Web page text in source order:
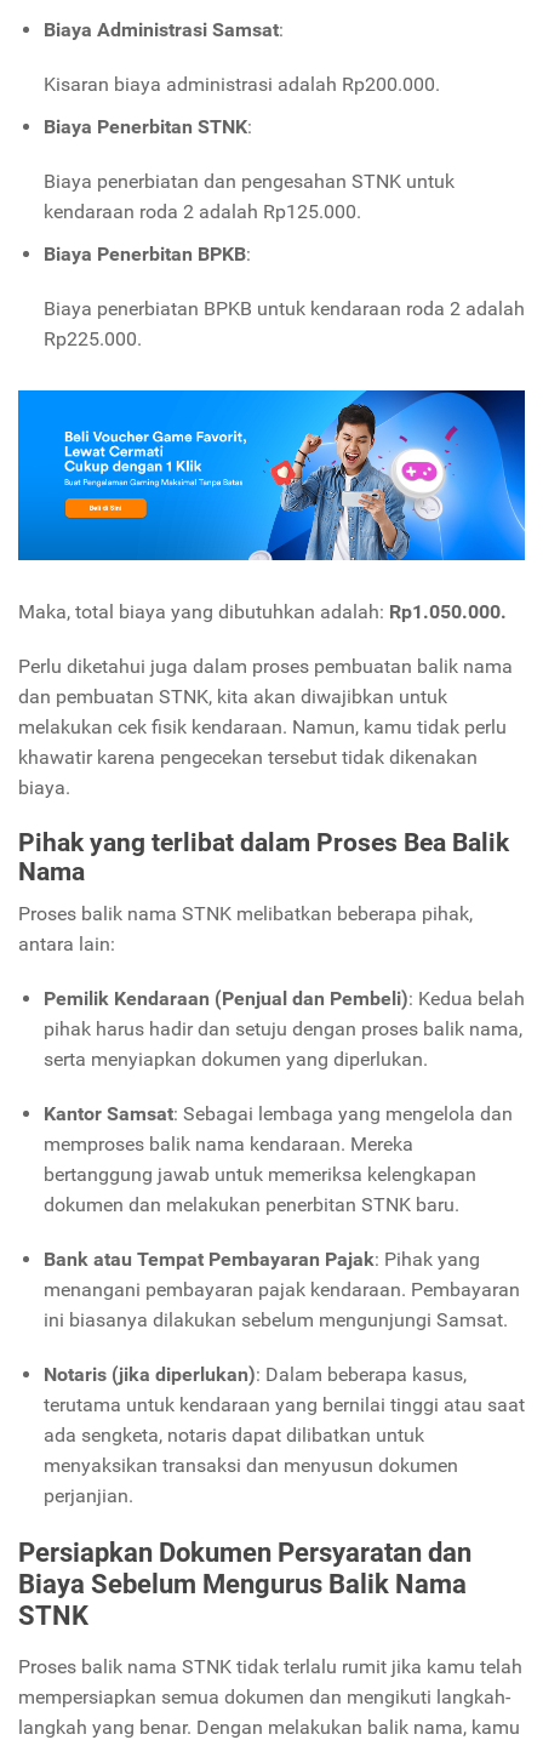
Biaya Administrasi Samsat:
Kisaran biaya administrasi adalah Rp200.000.
Biaya Penerbitan STNK:
Biaya penerbiatan dan pengesahan STNK untuk
kendaraan roda 2 adalah Rp125.000.
Biaya Penerbitan BPKB:
Biaya penerbiatan BPKB untuk kendaraan roda 2 adalah
Rp225.000.
Maka, total biaya yang dibutuhkan adalah: Rp1.050.000.
Perlu diketahui juga dalam proses pembuatan balik nama
dan pembuatan STNK, kita akan diwajibkan untuk
melakukan cek fisik kendaraan. Namun, kamu tidak perlu
khawatir karena pengecekan tersebut tidak dikenakan
biaya.
Pihak yang terlibat dalam Proses Bea Balik
Nama
Proses balik nama STNK melibatkan beberapa pihak,
antara lain:
Pemilik Kendaraan (Penjual dan Pembeli): Kedua belah
pihak harus hadir dan setuju dengan proses balik nama,
serta menyiapkan dokumen yang diperlukan.
Kantor Samsat: Sebagai lembaga yang mengelola dan
memproses balik nama kendaraan. Mereka
bertanggung jawab untuk memeriksa kelengkapan
dokumen dan melakukan penerbitan STNK baru.
Bank atau Tempat Pembayaran Pajak: Pihak yang
menangani pembayaran pajak kendaraan. Pembayaran
ini biasanya dilakukan sebelum mengunjungi Samsat.
Notaris (jika diperlukan): Dalam beberapa kasus,
terutama untuk kendaraan yang bernilai tinggi atau saat
ada sengketa, notaris dapat dilibatkan untuk
menyaksikan transaksi dan menyusun dokumen
perjanjian.
Persiapkan Dokumen Persyaratan dan
Biaya Sebelum Mengurus Balik Nama
STNK
Proses balik nama STNK tidak terlalu rumit jika kamu telah
mempersiapkan semua dokumen dan mengikuti langkah-
langkah yang benar. Dengan melakukan balik nama, kamu